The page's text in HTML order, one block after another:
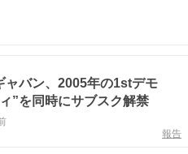
ャバン、2005年の1stデモ
”を同時にサブスク解禁
報告